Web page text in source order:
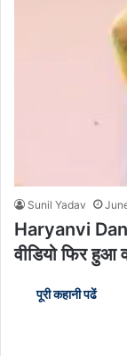
Sunil Yadav
Haryanvi
वीडियो फिर
पूरी कहानी पढें